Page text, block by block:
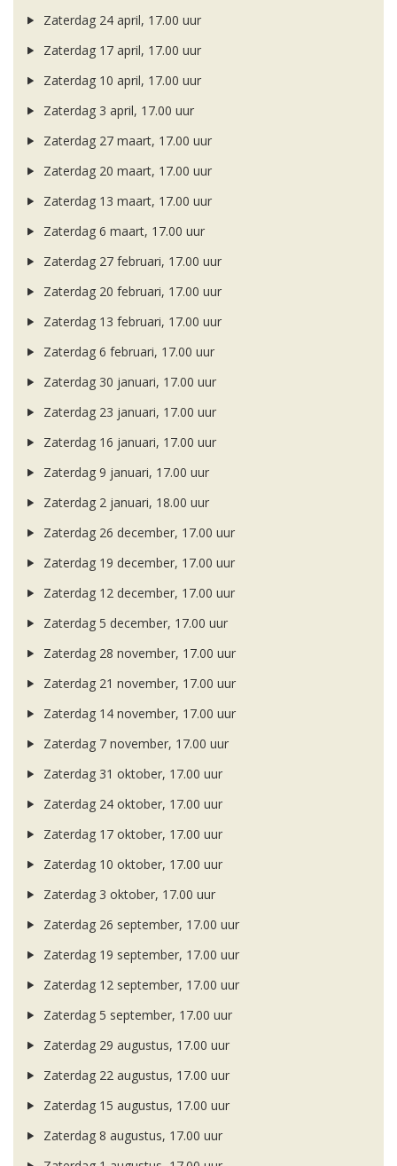
Zaterdag 24 april, 17.00 uur
Zaterdag 17 april, 17.00 uur
Zaterdag 10 april, 17.00 uur
Zaterdag 3 april, 17.00 uur
Zaterdag 27 maart, 17.00 uur
Zaterdag 20 maart, 17.00 uur
Zaterdag 13 maart, 17.00 uur
Zaterdag 6 maart, 17.00 uur
Zaterdag 27 februari, 17.00 uur
Zaterdag 20 februari, 17.00 uur
Zaterdag 13 februari, 17.00 uur
Zaterdag 6 februari, 17.00 uur
Zaterdag 30 januari, 17.00 uur
Zaterdag 23 januari, 17.00 uur
Zaterdag 16 januari, 17.00 uur
Zaterdag 9 januari, 17.00 uur
Zaterdag 2 januari, 18.00 uur
Zaterdag 26 december, 17.00 uur
Zaterdag 19 december, 17.00 uur
Zaterdag 12 december, 17.00 uur
Zaterdag 5 december, 17.00 uur
Zaterdag 28 november, 17.00 uur
Zaterdag 21 november, 17.00 uur
Zaterdag 14 november, 17.00 uur
Zaterdag 7 november, 17.00 uur
Zaterdag 31 oktober, 17.00 uur
Zaterdag 24 oktober, 17.00 uur
Zaterdag 17 oktober, 17.00 uur
Zaterdag 10 oktober, 17.00 uur
Zaterdag 3 oktober, 17.00 uur
Zaterdag 26 september, 17.00 uur
Zaterdag 19 september, 17.00 uur
Zaterdag 12 september, 17.00 uur
Zaterdag 5 september, 17.00 uur
Zaterdag 29 augustus, 17.00 uur
Zaterdag 22 augustus, 17.00 uur
Zaterdag 15 augustus, 17.00 uur
Zaterdag 8 augustus, 17.00 uur